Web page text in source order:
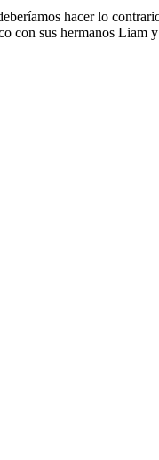
hacer lo
con sus hermanos Liam